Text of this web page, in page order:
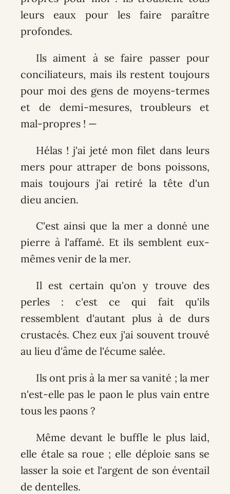
leurs eaux pour les faire paraître
profondes.
Ils aiment à se faire passer pour
conciliateurs, mais ils restent toujours
pour moi des gens de moyens-termes
et de demi-mesures, troubleurs et
mal-propres ! —
Hélas ! j'ai jeté mon filet dans leurs
mers pour attraper de bons poissons,
mais toujours j'ai retiré la tête d'un
dieu ancien.
C'est ainsi que la mer a donné une
pierre à l'affamé. Et ils semblent eux-
mêmes venir de la mer.
Il est certain qu'on y trouve des
perles : c'est ce qui fait qu'ils
ressemblent d'autant plus à de durs
crustacés. Chez eux j'ai souvent trouvé
au lieu d'âme de l'écume salée.
Ils ont pris à la mer sa vanité ; la mer
n'est-elle pas le paon le plus vain entre
tous les paons ?
Même devant le buffle le plus laid,
elle étale sa roue ; elle déploie sans se
lasser la soie et l'argent de son éventail
de dentelles.